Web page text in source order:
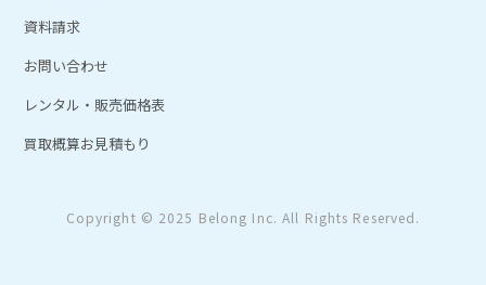
資料請求
お問い合わせ
レンタル・販売価格表
買取概算お見積もり
Copyright © 2025 Belong Inc. All Rights Reserved.